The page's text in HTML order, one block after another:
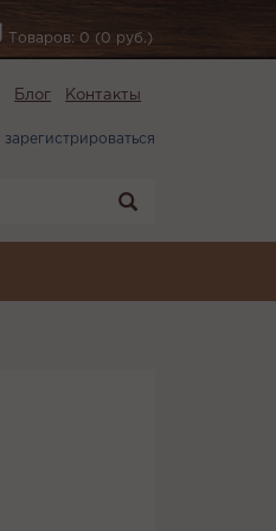
Товаров: 0 (0 руб.)
Блог Контакты
зарегистрироваться